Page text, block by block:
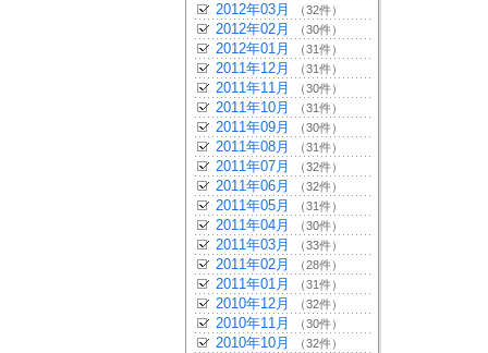
2012年03月 （32件）
2012年02月 （30件）
2012年01月 （31件）
2011年12月 （31件）
2011年11月 （30件）
2011年10月 （31件）
2011年09月 （30件）
2011年08月 （31件）
2011年07月 （32件）
2011年06月 （32件）
2011年05月 （31件）
2011年04月 （30件）
2011年03月 （33件）
2011年02月 （28件）
2011年01月 （31件）
2010年12月 （32件）
2010年11月 （30件）
2010年10月 （32件）